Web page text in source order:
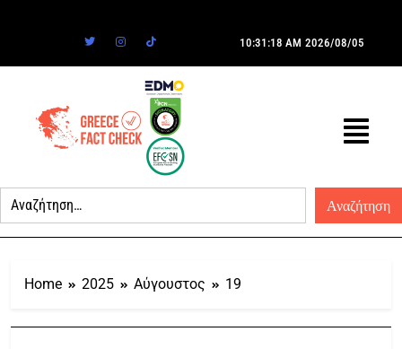
10:31:18 AM 2026/08/05
Home 2025 Αύγουστος 19